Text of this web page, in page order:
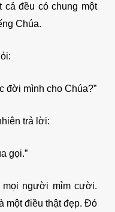
cả đều có chung một
Chúa.
đời mình cho Chúa?”
trả lời:
gọi.”
người mỉm cười.
một điều thật đẹp. Đó